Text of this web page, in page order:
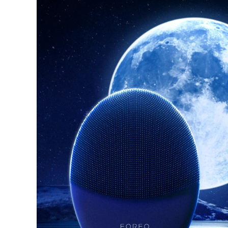
红光疗法
瑞典美肤护理
LUNA™ 4 套装
Anti-aging massage
LUNA™ 4 Plus
Massage, LED heating
LUNA™ 4 Men
紧致提拉
BEAR™ 2 套装
Microcurrent toning
BEAR™ 2 go
Microcurrent toning on-the-go
BEAR™ 2 eyes & lips
补水保湿
UFO™ 3 套装
Deep facial hydration
UFO™ 3 LED
口腔护理
issa™ 4
Hybrid silicone sonic toothbrush
issa™ 4 plus
FAQ™ 抗老护理